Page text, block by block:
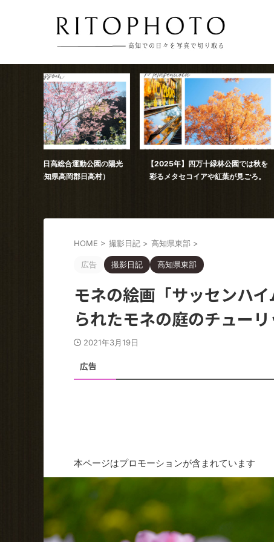
【2025年】四万十緑林公園では秋を
彩るメタセコイアや紅葉が見ごろ。
2025年11月撮影 見頃
コスモス（高
HOME > 撮影日記 > 高知県東部 >
広告 撮影日記 高知県東部
モネの絵画「サッセンハ
られたモネの庭のチュー
2021年3月19日
広告
本ページはプロモーションが含まれています